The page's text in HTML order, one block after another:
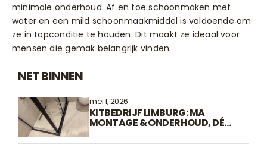
minimale onderhoud. Af en toe schoonmaken met
water en een mild schoonmaakmiddel is voldoende om
ze in topconditie te houden. Dit maakt ze ideaal voor
mensen die gemak belangrijk vinden.
NET BINNEN
mei 1, 2026
KITBEDRIJF LIMBURG: MA
MONTAGE & ONDERHOUD, DÉ